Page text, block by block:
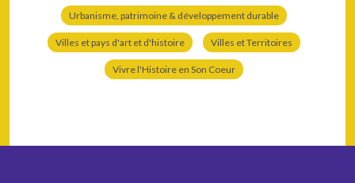
Urbanisme, patrimoine & développement durable
Villes et pays d'art et d'histoire Villes et Territoires
Vivre l'Histoire en Son Coeur